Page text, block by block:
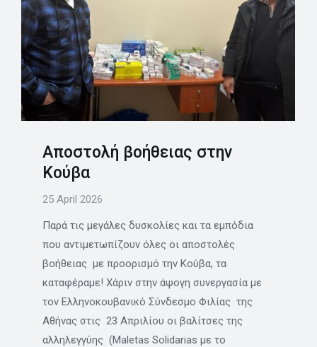
Αποστολή βοήθειας στην
Κούβα
25 April 2026
Παρά τις μεγάλες δυσκολίες και τα εμπόδια
που αντιμετωπίζουν όλες οι αποστολές
βοήθειας με προορισμό την Κούβα, τα
καταφέραμε! Χάριν στην άψογη συνεργασία με
τον Ελληνοκουβανικό Σύνδεσμο Φιλίας της
Αθήνας στις 23 Απριλίου οι βαλίτσες της
αλληλεγγύης (Maletas Solidarias με το